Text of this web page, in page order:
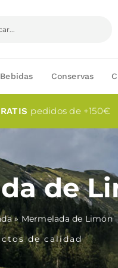
Bebidas Conservas
pedidos de +150€
de
» Mermelada de Limón
de calidad